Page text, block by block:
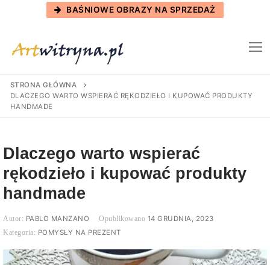
BAŚNIOWE OBRAZY NA SPRZEDAŻ
STRONA GŁÓWNA
DLACZEGO WARTO WSPIERAĆ RĘKODZIEŁO I KUPOWAĆ PRODUKTY
HANDMADE
Dlaczego warto wspierać
rękodzieło i kupować produkty
handmade
PABLO MANZANO
14 GRUDNIA, 2023
POMYSŁY NA PREZENT